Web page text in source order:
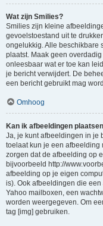
Wat zijn Smilies?
Smilies zijn kleine
gevoelstoestand uit te
ongelukkig. Alle beschikbare
plaatst. Maak geen
onleesbaar wat er toe kan
je bericht verwijdert. De
een bericht gebruikt mag
Omhoog
Kan ik afbeeldingen
Ja, je kunt afbeeldingen in je
toelaat kun je een afbeelding
zorgen dat de afbeelding op
bijvoorbeeld http://
afbeelding op je eigen
is). Ook afbeeldingen die
Yahoo mailboxen, een
worden weergegeven. Om
tag [img] gebruiken.